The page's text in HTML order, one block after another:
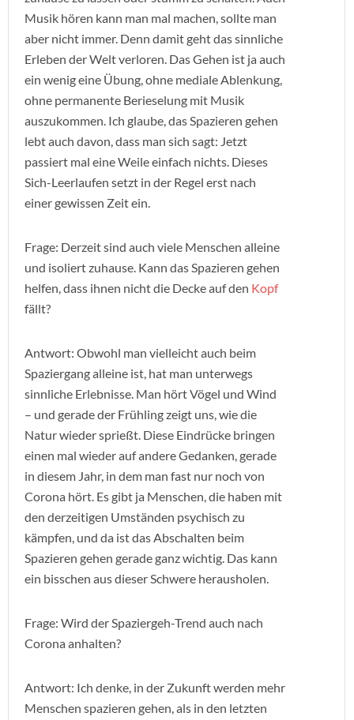
Musik hören kann man mal machen, sollte man
aber nicht immer. Denn damit geht das sinnliche
Erleben der Welt verloren. Das Gehen ist ja auch
ein wenig eine Übung, ohne mediale Ablenkung,
ohne permanente Berieselung mit Musik
auszukommen. Ich glaube, das Spazieren gehen
lebt auch davon, dass man sich sagt: Jetzt
passiert mal eine Weile einfach nichts. Dieses
Sich-Leerlaufen setzt in der Regel erst nach
einer gewissen Zeit ein.
Frage: Derzeit sind auch viele Menschen alleine
und isoliert zuhause. Kann das Spazieren gehen
helfen, dass ihnen nicht die Decke auf den Kopf
fällt?
Antwort: Obwohl man vielleicht auch beim
Spaziergang alleine ist, hat man unterwegs
sinnliche Erlebnisse. Man hört Vögel und Wind
– und gerade der Frühling zeigt uns, wie die
Natur wieder sprießt. Diese Eindrücke bringen
einen mal wieder auf andere Gedanken, gerade
in diesem Jahr, in dem man fast nur noch von
Corona hört. Es gibt ja Menschen, die haben mit
den derzeitigen Umständen psychisch zu
kämpfen, und da ist das Abschalten beim
Spazieren gehen gerade ganz wichtig. Das kann
ein bisschen aus dieser Schwere herausholen.
Frage: Wird der Spaziergeh-Trend auch nach
Corona anhalten?
Antwort: Ich denke, in der Zukunft werden mehr
Menschen spazieren gehen, als in den letzten